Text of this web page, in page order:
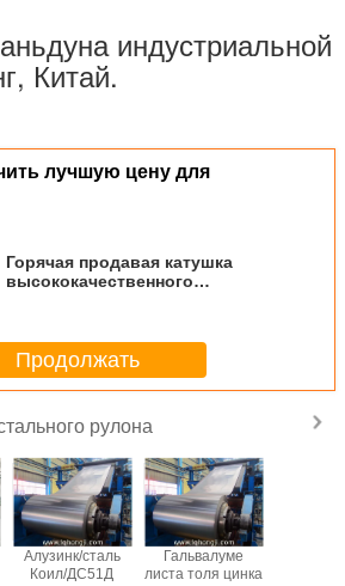
индустриальной
Китай.
лучшую цену для
Горячая продавая катушка
высококачественного
стального стальная
Продолжать
рулона
Алузинк/сталь
Коил/ДС51Д
Гальвалуме
листа толя цинка